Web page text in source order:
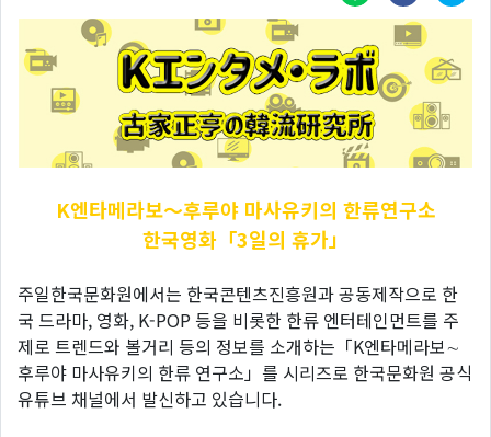
K엔타메라보～후루야 마사유키의 한류연구소
한국영화「3일의 휴가」
주일한국문화원에서는 한국콘텐츠진흥원과 공동제작으로 한
국 드라마, 영화, K-POP 등을 비롯한 한류 엔터테인먼트를 주
제로 트렌드와 볼거리 등의 정보를 소개하는「K엔타메라보∼
후루야 마사유키의 한류 연구소」를 시리즈로 한국문화원 공식
유튜브 채널에서 발신하고 있습니다.